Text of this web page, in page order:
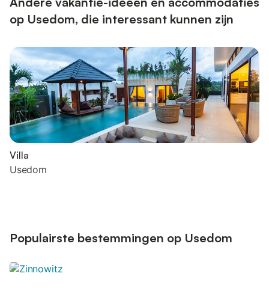
op Usedom, die interessant kunnen zijn
Villa
Usedom
Populairste bestemmingen op Usedom